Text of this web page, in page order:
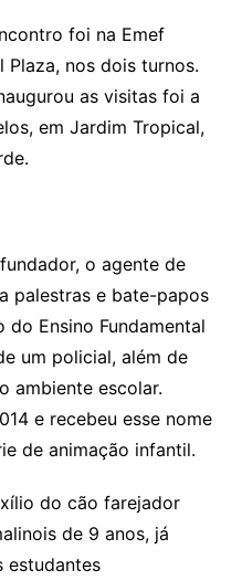
h
ar
foi na Emef
Plaza, nos dois turnos.
as visitas foi a
em Jardim Tropical,
o agente de
palestras e bate-papos
do Ensino Fundamental
um policial, além de
ambiente escolar.
e recebeu esse nome
de animação infantil.
do cão farejador
de 9 anos, já
estudantes